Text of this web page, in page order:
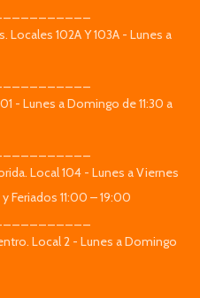
Locales 102A Y 103A - Lunes a
- Lunes a Domingo de 11:30 a
Local 104 - Lunes a Viernes
11:00 – 19:00
Local 2 - Lunes a Domingo